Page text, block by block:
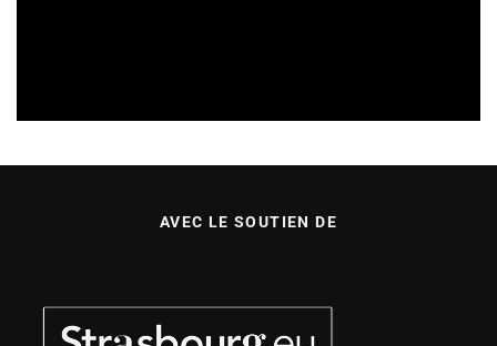
AVEC LE SOUTIEN DE